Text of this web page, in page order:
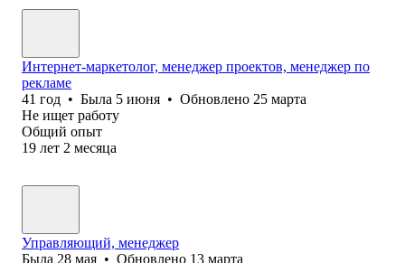
Интернет-маркетолог, менеджер проектов, менеджер по
рекламе
41 год • Была 5 июня • Обновлено 25 марта
Не ищет работу
Общий опыт
19 лет 2 месяца
Управляющий, менеджер
Была 28 мая • Обновлено 13 марта